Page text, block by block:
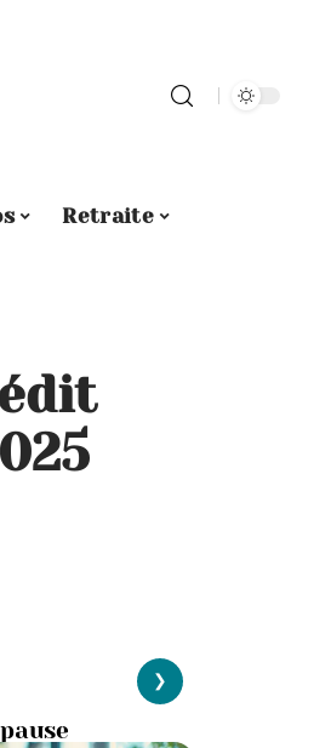
Retraite